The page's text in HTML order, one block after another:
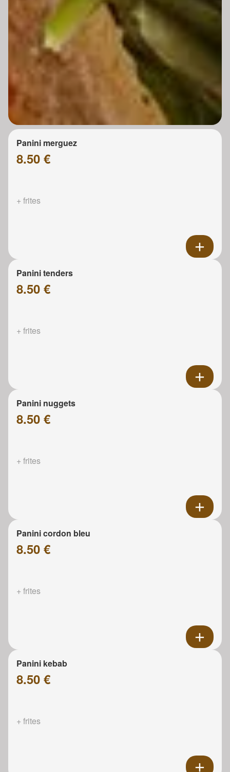
Panini merguez
8.50 €
+ frites
Panini tenders
8.50 €
+ frites
Panini nuggets
8.50 €
+ frites
Panini cordon bleu
8.50 €
+ frites
Panini kebab
8.50 €
+ frites